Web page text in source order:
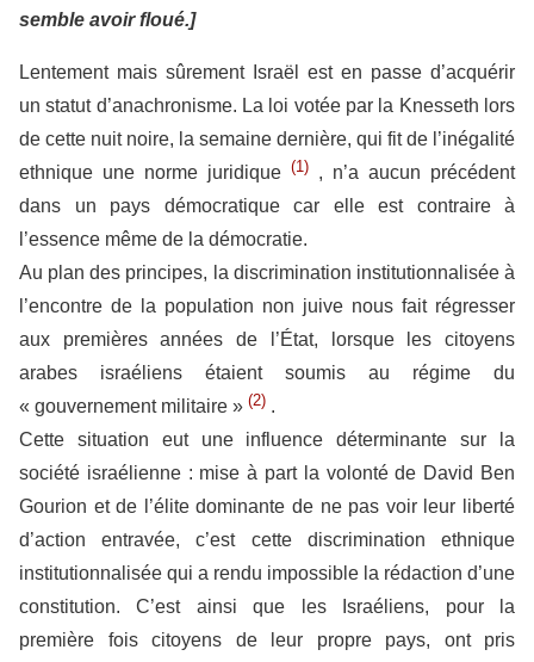
semble avoir floué.]
Lentement mais sûrement Israël est en passe d’acquérir
un statut d’anachronisme. La loi votée par la Knesseth lors
de cette nuit noire, la semaine dernière, qui fit de l’inégalité
ethnique une norme juridique (1) , n’a aucun précédent
dans un pays démocratique car elle est contraire à
l’essence même de la démocratie.
Au plan des principes, la discrimination institutionnalisée à
l’encontre de la population non juive nous fait régresser
aux premières années de l’État, lorsque les citoyens
arabes israéliens étaient soumis au régime du
« gouvernement militaire » (2) .
Cette situation eut une influence déterminante sur la
société israélienne : mise à part la volonté de David Ben
Gourion et de l’élite dominante de ne pas voir leur liberté
d’action entravée, c’est cette discrimination ethnique
institutionnalisée qui a rendu impossible la rédaction d’une
constitution. C’est ainsi que les Israéliens, pour la
première fois citoyens de leur propre pays, ont pris